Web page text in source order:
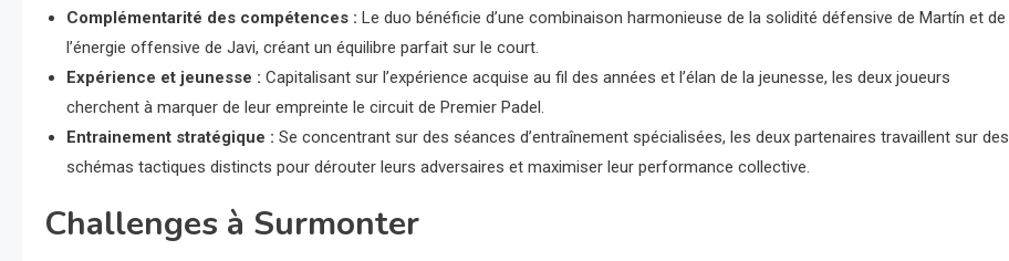
Complémentarité des compétences : Le duo bénéficie d’une combinaison harmonieuse de la solidité défensive de Martín et de
l’énergie offensive de Javi, créant un équilibre parfait sur le court.
Expérience et jeunesse : Capitalisant sur l’expérience acquise au fil des années et l’élan de la jeunesse, les deux joueurs
cherchent à marquer de leur empreinte le circuit de Premier Padel.
Entrainement stratégique : Se concentrant sur des séances d’entraînement spécialisées, les deux partenaires travaillent sur des
schémas tactiques distincts pour dérouter leurs adversaires et maximiser leur performance collective.
Challenges à Surmonter